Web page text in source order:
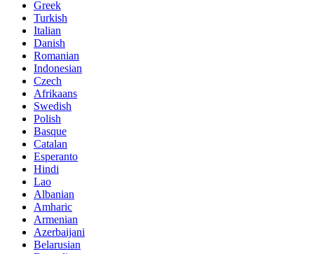
Greek
Turkish
Italian
Danish
Romanian
Indonesian
Czech
Afrikaans
Swedish
Polish
Basque
Catalan
Esperanto
Hindi
Lao
Albanian
Amharic
Armenian
Azerbaijani
Belarusian